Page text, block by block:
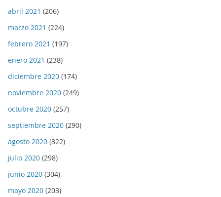
abril 2021 (206)
marzo 2021 (224)
febrero 2021 (197)
enero 2021 (238)
diciembre 2020 (174)
noviembre 2020 (249)
octubre 2020 (257)
septiembre 2020 (290)
agosto 2020 (322)
julio 2020 (298)
junio 2020 (304)
mayo 2020 (203)